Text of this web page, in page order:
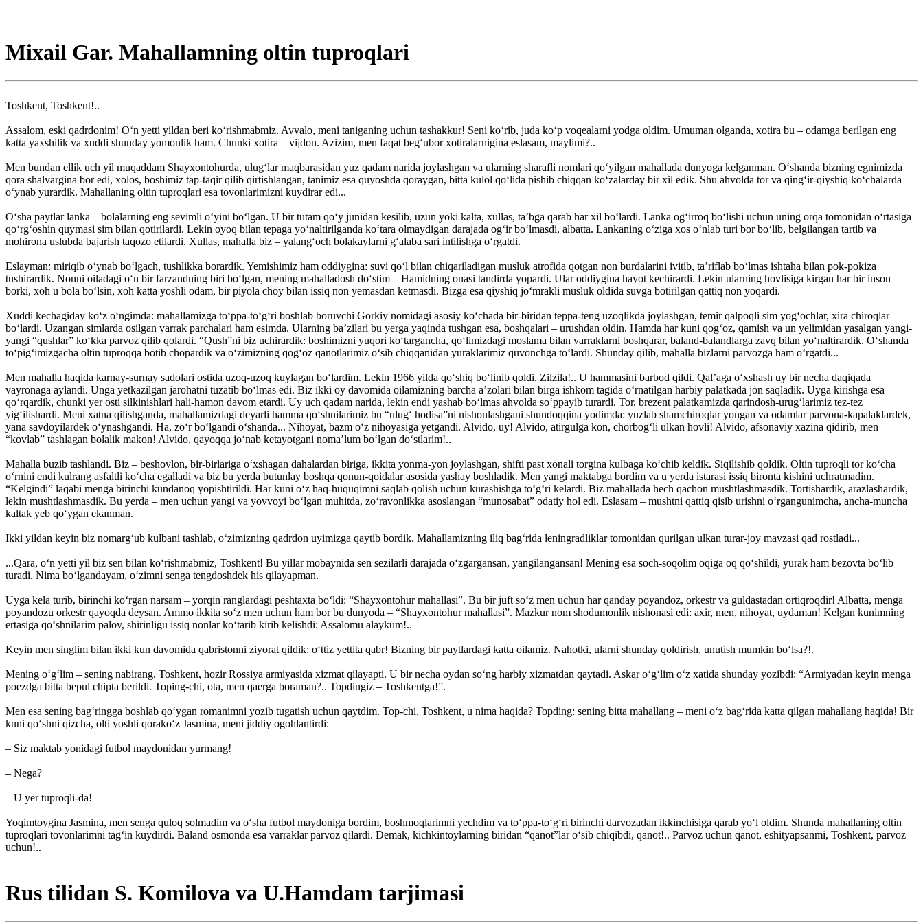
Mixail Gar. Mahallamning oltin tuproqlari
Toshkent, Toshkent!..
Assalom, eski qadrdonim! O‘n yetti yildan beri ko‘rishmabmiz. Avvalo, meni taniganing uchun tashakkur! Seni ko‘rib, juda ko‘p voqealarni yodga oldim. Umuman olganda, xotira bu – odamga berilgan eng
katta yaxshilik va xuddi shunday yomonlik ham. Chunki xotira – vijdon. Azizim, men faqat beg‘ubor xotiralarnigina eslasam, maylimi?..
Men bundan ellik uch yil muqaddam Shayxontohurda, ulug‘lar maqbarasidan yuz qadam narida joylashgan va ularning sharafli nomlari qo‘yilgan mahallada dunyoga kelganman. O‘shanda bizning egnimizda
qora shalvargina bor edi, xolos, boshimiz tap-taqir qilib qirtishlangan, tanimiz esa quyoshda qoraygan, bitta kulol qo‘lida pishib chiqqan ko‘zalarday bir xil edik. Shu ahvolda tor va qing‘ir-qiyshiq ko‘chalarda
o‘ynab yurardik. Mahallaning oltin tuproqlari esa tovonlarimizni kuydirar edi...
O‘sha paytlar lanka – bolalarning eng sevimli o‘yini bo‘lgan. U bir tutam qo‘y junidan kesilib, uzun yoki kalta, xullas, ta’bga qarab har xil bo‘lardi. Lanka og‘irroq bo‘lishi uchun uning orqa tomonidan o‘rtasiga
qo‘rg‘oshin quymasi sim bilan qotirilardi. Lekin oyoq bilan tepaga yo‘naltirilganda ko‘tara olmaydigan darajada og‘ir bo‘lmasdi, albatta. Lankaning o‘ziga xos o‘nlab turi bor bo‘lib, belgilangan tartib va
mohirona uslubda bajarish taqozo etilardi. Xullas, mahalla biz – yalang‘och bolakaylarni g‘alaba sari intilishga o‘rgatdi.
Eslayman: miriqib o‘ynab bo‘lgach, tushlikka borardik. Yemishimiz ham oddiygina: suvi qo‘l bilan chiqariladigan musluk atrofida qotgan non burdalarini ivitib, ta’riflab bo‘lmas ishtaha bilan pok-pokiza
tushirardik. Nonni oiladagi o‘n bir farzandning biri bo‘lgan, mening mahalladosh do‘stim – Hamidning onasi tandirda yopardi. Ular oddiygina hayot kechirardi. Lekin ularning hovlisiga kirgan har bir inson
borki, xoh u bola bo‘lsin, xoh katta yoshli odam, bir piyola choy bilan issiq non yemasdan ketmasdi. Bizga esa qiyshiq jo‘mrakli musluk oldida suvga botirilgan qattiq non yoqardi.
Xuddi kechagiday ko‘z o‘ngimda: mahallamizga to‘ppa-to‘g‘ri boshlab boruvchi Gorkiy nomidagi asosiy ko‘chada bir-biridan teppa-teng uzoqlikda joylashgan, temir qalpoqli sim yog‘ochlar, xira chiroqlar
bo‘lardi. Uzangan simlarda osilgan varrak parchalari ham esimda. Ularning ba’zilari bu yerga yaqinda tushgan esa, boshqalari – urushdan oldin. Hamda har kuni qog‘oz, qamish va un yelimidan yasalgan yangi-
yangi “qushlar” ko‘kka parvoz qilib qolardi. “Qush”ni biz uchirardik: boshimizni yuqori ko‘targancha, qo‘limizdagi moslama bilan varraklarni boshqarar, baland-balandlarga zavq bilan yo‘naltirardik. O‘shanda
to‘pig‘imizgacha oltin tuproqqa botib chopardik va o‘zimizning qog‘oz qanotlarimiz o‘sib chiqqanidan yuraklarimiz quvonchga to‘lardi. Shunday qilib, mahalla bizlarni parvozga ham o‘rgatdi...
Men mahalla haqida karnay-surnay sadolari ostida uzoq-uzoq kuylagan bo‘lardim. Lekin 1966 yilda qo‘shiq bo‘linib qoldi. Zilzila!.. U hammasini barbod qildi. Qal’aga o‘xshash uy bir necha daqiqada
vayronaga aylandi. Unga yetkazilgan jarohatni tuzatib bo‘lmas edi. Biz ikki oy davomida oilamizning barcha a’zolari bilan birga ishkom tagida o‘rnatilgan harbiy palatkada jon saqladik. Uyga kirishga esa
qo‘rqardik, chunki yer osti silkinishlari hali-hamon davom etardi. Uy uch qadam narida, lekin endi yashab bo‘lmas ahvolda so‘ppayib turardi. Tor, brezent palatkamizda qarindosh-urug‘larimiz tez-tez
yig‘ilishardi. Meni xatna qilishganda, mahallamizdagi deyarli hamma qo‘shnilarimiz bu “ulug‘ hodisa”ni nishonlashgani shundoqqina yodimda: yuzlab shamchiroqlar yongan va odamlar parvona-kapalaklardek,
yana savdoyilardek o‘ynashgandi. Ha, zo‘r bo‘lgandi o‘shanda... Nihoyat, bazm o‘z nihoyasiga yetgandi. Alvido, uy! Alvido, atirgulga kon, chorbog‘li ulkan hovli! Alvido, afsonaviy xazina qidirib, men
“kovlab” tashlagan bolalik makon! Alvido, qayoqqa jo‘nab ketayotgani noma’lum bo‘lgan do‘stlarim!..
Mahalla buzib tashlandi. Biz – beshovlon, bir-birlariga o‘xshagan dahalardan biriga, ikkita yonma-yon joylashgan, shifti past xonali torgina kulbaga ko‘chib keldik. Siqilishib qoldik. Oltin tuproqli tor ko‘cha
o‘rnini endi kulrang asfaltli ko‘cha egalladi va biz bu yerda butunlay boshqa qonun-qoidalar asosida yashay boshladik. Men yangi maktabga bordim va u yerda istarasi issiq bironta kishini uchratmadim.
“Kelgindi” laqabi menga birinchi kundanoq yopishtirildi. Har kuni o‘z haq-huquqimni saqlab qolish uchun kurashishga to‘g‘ri kelardi. Biz mahallada hech qachon mushtlashmasdik. Tortishardik, arazlashardik,
lekin mushtlashmasdik. Bu yerda – men uchun yangi va yovvoyi bo‘lgan muhitda, zo‘ravonlikka asoslangan “munosabat” odatiy hol edi. Eslasam – mushtni qattiq qisib urishni o‘rgangunimcha, ancha-muncha
kaltak yeb qo‘ygan ekanman.
Ikki yildan keyin biz nomarg‘ub kulbani tashlab, o‘zimizning qadrdon uyimizga qaytib bordik. Mahallamizning iliq bag‘rida leningradliklar tomonidan qurilgan ulkan turar-joy mavzasi qad rostladi...
...Qara, o‘n yetti yil biz sen bilan ko‘rishmabmiz, Toshkent! Bu yillar mobaynida sen sezilarli darajada o‘zgargansan, yangilangansan! Mening esa soch-soqolim oqiga oq qo‘shildi, yurak ham bezovta bo‘lib
turadi. Nima bo‘lgandayam, o‘zimni senga tengdoshdek his qilayapman.
Uyga kela turib, birinchi ko‘rgan narsam – yorqin ranglardagi peshtaxta bo‘ldi: “Shayxontohur mahallasi”. Bu bir juft so‘z men uchun har qanday poyandoz, orkestr va guldastadan ortiqroqdir! Albatta, menga
poyandozu orkestr qayoqda deysan. Ammo ikkita so‘z men uchun ham bor bu dunyoda – “Shayxontohur mahallasi”. Mazkur nom shodumonlik nishonasi edi: axir, men, nihoyat, uydaman! Kelgan kunimning
ertasiga qo‘shnilarim palov, shirinligu issiq nonlar ko‘tarib kirib kelishdi: Assalomu alaykum!..
Keyin men singlim bilan ikki kun davomida qabristonni ziyorat qildik: o‘ttiz yettita qabr! Bizning bir paytlardagi katta oilamiz. Nahotki, ularni shunday qoldirish, unutish mumkin bo‘lsa?!.
Mening o‘g‘lim – sening nabirang, Toshkent, hozir Rossiya armiyasida xizmat qilayapti. U bir necha oydan so‘ng harbiy xizmatdan qaytadi. Askar o‘g‘lim o‘z xatida shunday yozibdi: “Armiyadan keyin menga
poezdga bitta bepul chipta berildi. Toping-chi, ota, men qaerga boraman?.. Topdingiz – Toshkentga!”.
Men esa sening bag‘ringga boshlab qo‘ygan romanimni yozib tugatish uchun qaytdim. Top-chi, Toshkent, u nima haqida? Topding: sening bitta mahallang – meni o‘z bag‘rida katta qilgan mahallang haqida! Bir
kuni qo‘shni qizcha, olti yoshli qorako‘z Jasmina, meni jiddiy ogohlantirdi:
– Siz maktab yonidagi futbol maydonidan yurmang!
– Nega?
– U yer tuproqli-da!
Yoqimtoygina Jasmina, men senga quloq solmadim va o‘sha futbol maydoniga bordim, boshmoqlarimni yechdim va to‘ppa-to‘g‘ri birinchi darvozadan ikkinchisiga qarab yo‘l oldim. Shunda mahallaning oltin
tuproqlari tovonlarimni tag‘in kuydirdi. Baland osmonda esa varraklar parvoz qilardi. Demak, kichkintoylarning biridan “qanot”lar o‘sib chiqibdi, qanot!.. Parvoz uchun qanot, eshityapsanmi, Toshkent, parvoz
uchun!..
Rus tilidan S. Komilova va U.Hamdam tarjimasi